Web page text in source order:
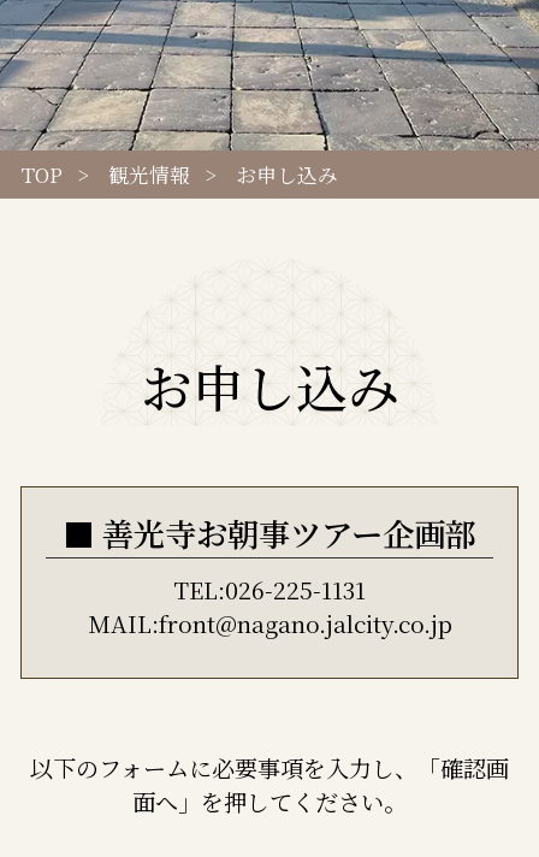
TOP 観光情報 お申し込み
お申し込み
■ 善光寺お朝事ツアー企画部
TEL:026-225-1131
MAIL:front@nagano.jalcity.co.jp
以下のフォームに必要事項を入力し、「確認画
面へ」を押してください。